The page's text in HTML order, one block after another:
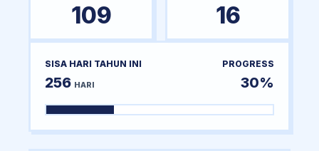
109 16
SISA HARI TAHUN INI
256 HARI
PROGRESS
30%